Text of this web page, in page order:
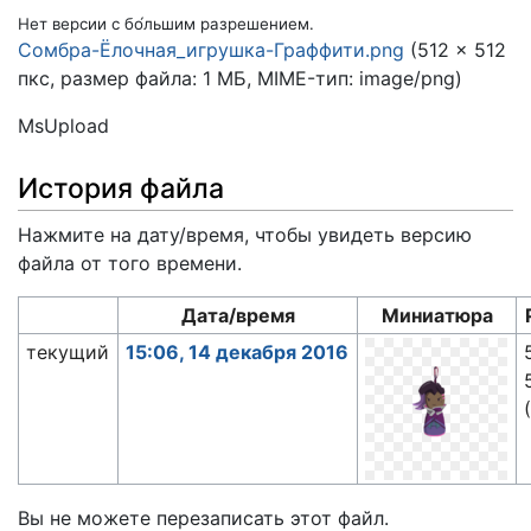
Нет версии с бо́льшим разрешением.
Сомбра-Ёлочная_игрушка-Граффити.png (512 × 512
пкс, размер файла: 1 МБ, MIME-тип: image/png)
MsUpload
История файла
Нажмите на дату/время, чтобы увидеть версию
файла от того времени.
Дата/время Миниатюра
текущий
15:06, 14 декабря 2016
Вы не можете перезаписать этот файл.